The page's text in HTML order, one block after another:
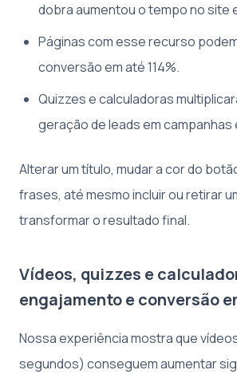
dobra aumentou o tempo no site
Páginas com esse recurso
conversão em até 114%.
Quizzes e calculadoras
geração de leads em
Alterar um título, mudar a cor do
frases, até mesmo incluir ou retirar
transformar o resultado final.
Vídeos, quizzes e
engajamento e conversão
Nossa experiência mostra que
segundos) conseguem aumentar